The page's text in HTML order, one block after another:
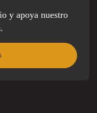
y apoya nuestro